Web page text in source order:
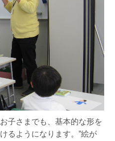
子さまでも、基本的な形を
るようになります。”絵が